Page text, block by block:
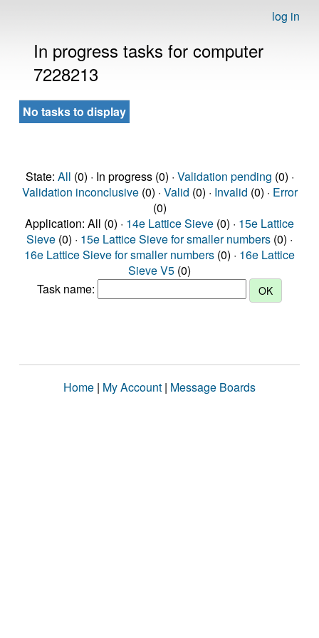
log in
In progress tasks for computer
7228213
No tasks to display
State: All (0) · In progress (0) · Validation pending (0) ·
Validation inconclusive(0) · Valid (0) · Invalid (0) · Error
(0)
Application: All (0) · 14e Lattice Sieve (0) · 15e Lattice
Sieve (0) · 15e Lattice Sieve for smaller numbers (0) ·
16e Lattice Sieve for smaller numbers (0) · 16e Lattice
Sieve V5 (0)
Task name:
Home | My Account | Message Boards